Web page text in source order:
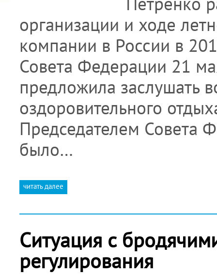
организации и ходе
компании в России в
Совета Федерации 21
предложила заслушать
оздоровительного
Председателем Совета
было…
читать далее
Ситуация с
регулирования